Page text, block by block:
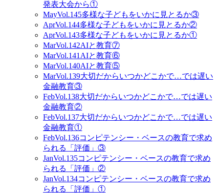
発表大会から①
MayVol.145多様な子どもをいかに見とるか③
AprVol.144多様な子どもをいかに見とるか②
AprVol.143多様な子どもをいかに見とるか①
MarVol.142AIと教育⑦
MarVol.141 AIと教育⑥
MarVol.140AIと教育⑤
MarVol.139大切だからいつかどこかで…では遅い
金融教育③
FebVol.138大切だからいつかどこかで…では遅い
金融教育②
FebVol.137大切だからいつかどこかで…では遅い
金融教育①
FebVol.136コンピテンシー・ベースの教育で求め
られる「評価」③
JanVol.135コンピテンシー・ベースの教育で求め
られる「評価」②
JanVol.134コンピテンシー・ベースの教育で求め
られる「評価」①